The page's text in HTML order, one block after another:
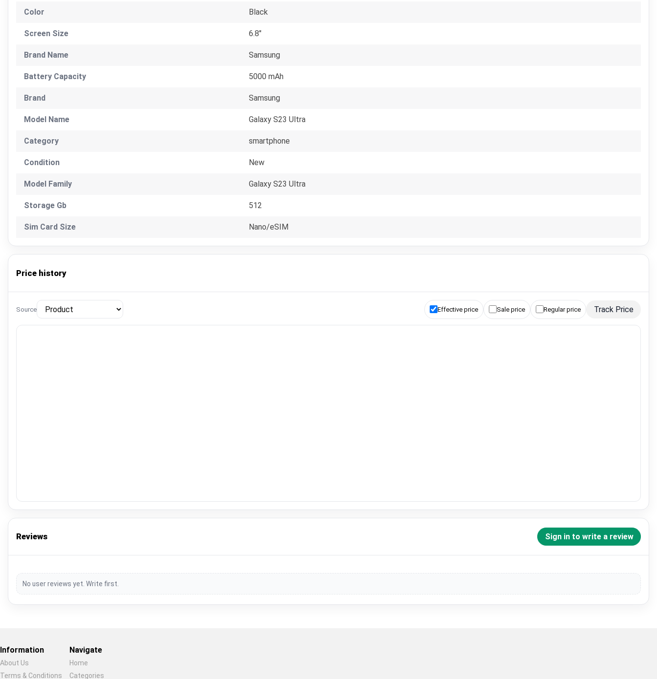
Color Black
Screen Size 6.8"
Brand Name Samsung
Battery Capacity 5000 mAh
Brand Samsung
Model Name Galaxy S23 Ultra
Category smartphone
Condition New
Model Family Galaxy S23 Ultra
Storage Gb 512
Sim Card Size Nano/eSIM
Price history
Source Effective price Sale price Regular price Track Price
Reviews Sign in to write a review
No user reviews yet. Write first.
Information
About Us
Terms & Conditions
Navigate
Home
Categories